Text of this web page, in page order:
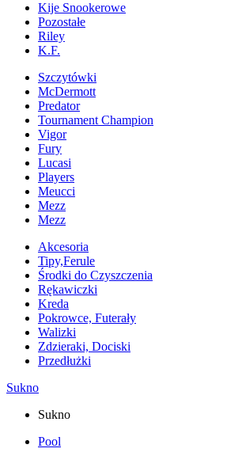
Kije Snookerowe
Pozostałe
Riley
K.F.
Szczytówki
McDermott
Predator
Tournament Champion
Vigor
Fury
Lucasi
Players
Meucci
Mezz
Mezz
Akcesoria
Tipy,Ferule
Środki do Czyszczenia
Rękawiczki
Kreda
Pokrowce, Futerały
Walizki
Zdzieraki, Dociski
Przedłużki
Sukno
Sukno
Pool